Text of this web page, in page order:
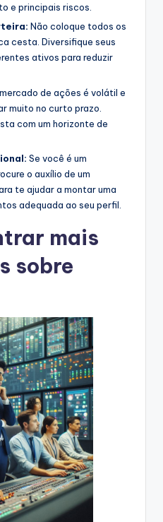
e principais riscos.
Não coloque todos os
cesta. Diversifique seus
ativos para reduzir
de ações é volátil e
muito no curto prazo.
com um horizonte de
Se você é um
o auxílio de um
te ajudar a montar uma
adequada ao seu perfil.
mais
sobre